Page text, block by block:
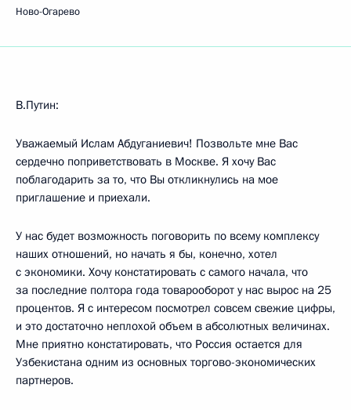
Ново-Огарево
В.Путин:
Уважаемый Ислам Абдуганиевич! Позвольте мне Вас
сердечно поприветствовать в Москве. Я хочу Вас
поблагодарить за то, что Вы откликнулись на мое
приглашение и приехали.
У нас будет возможность поговорить по всему комплексу
наших отношений, но начать я бы, конечно, хотел
с экономики. Хочу констатировать с самого начала, что
за последние полтора года товарооборот у нас вырос на 25
процентов. Я с интересом посмотрел совсем свежие цифры,
и это достаточно неплохой объем в абсолютных величинах.
Мне приятно констатировать, что Россия остается для
Узбекистана одним из основных торгово-экономических
партнеров.